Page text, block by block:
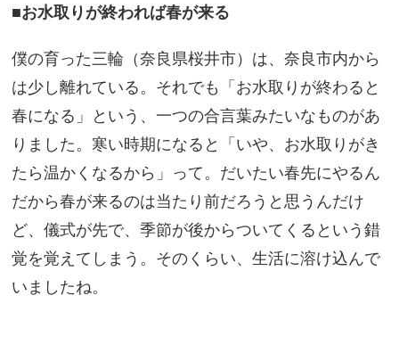
■お水取りが終われば春が来る
僕の育った三輪（奈良県桜井市）は、奈良市内から
は少し離れている。それでも「お水取りが終わると
春になる」という、一つの合言葉みたいなものがあ
りました。寒い時期になると「いや、お水取りがき
たら温かくなるから」って。だいたい春先にやるん
だから春が来るのは当たり前だろうと思うんだけ
ど、儀式が先で、季節が後からついてくるという錯
覚を覚えてしまう。そのくらい、生活に溶け込んで
いましたね。